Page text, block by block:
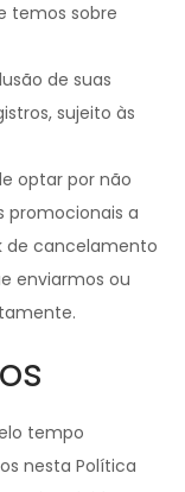
temos sobre
de suas
sujeito às
optar por não
promocionais a
de cancelamento
enviarmos ou
tempo
nesta Política